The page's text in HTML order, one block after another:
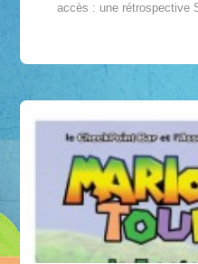
accès : une rétrospective